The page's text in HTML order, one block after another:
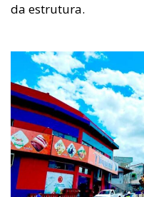
da estrutura.